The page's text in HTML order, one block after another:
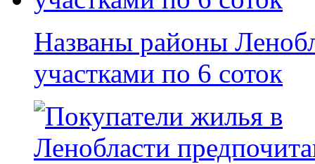
Названы районы
участками по 6 соток